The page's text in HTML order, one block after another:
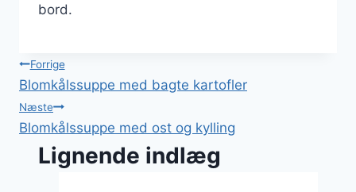
bord.
Indlægsnavigation
Forrige
Blomkålssuppe med bagte kartofler
Næste
Blomkålssuppe med ost og kylling
Lignende indlæg